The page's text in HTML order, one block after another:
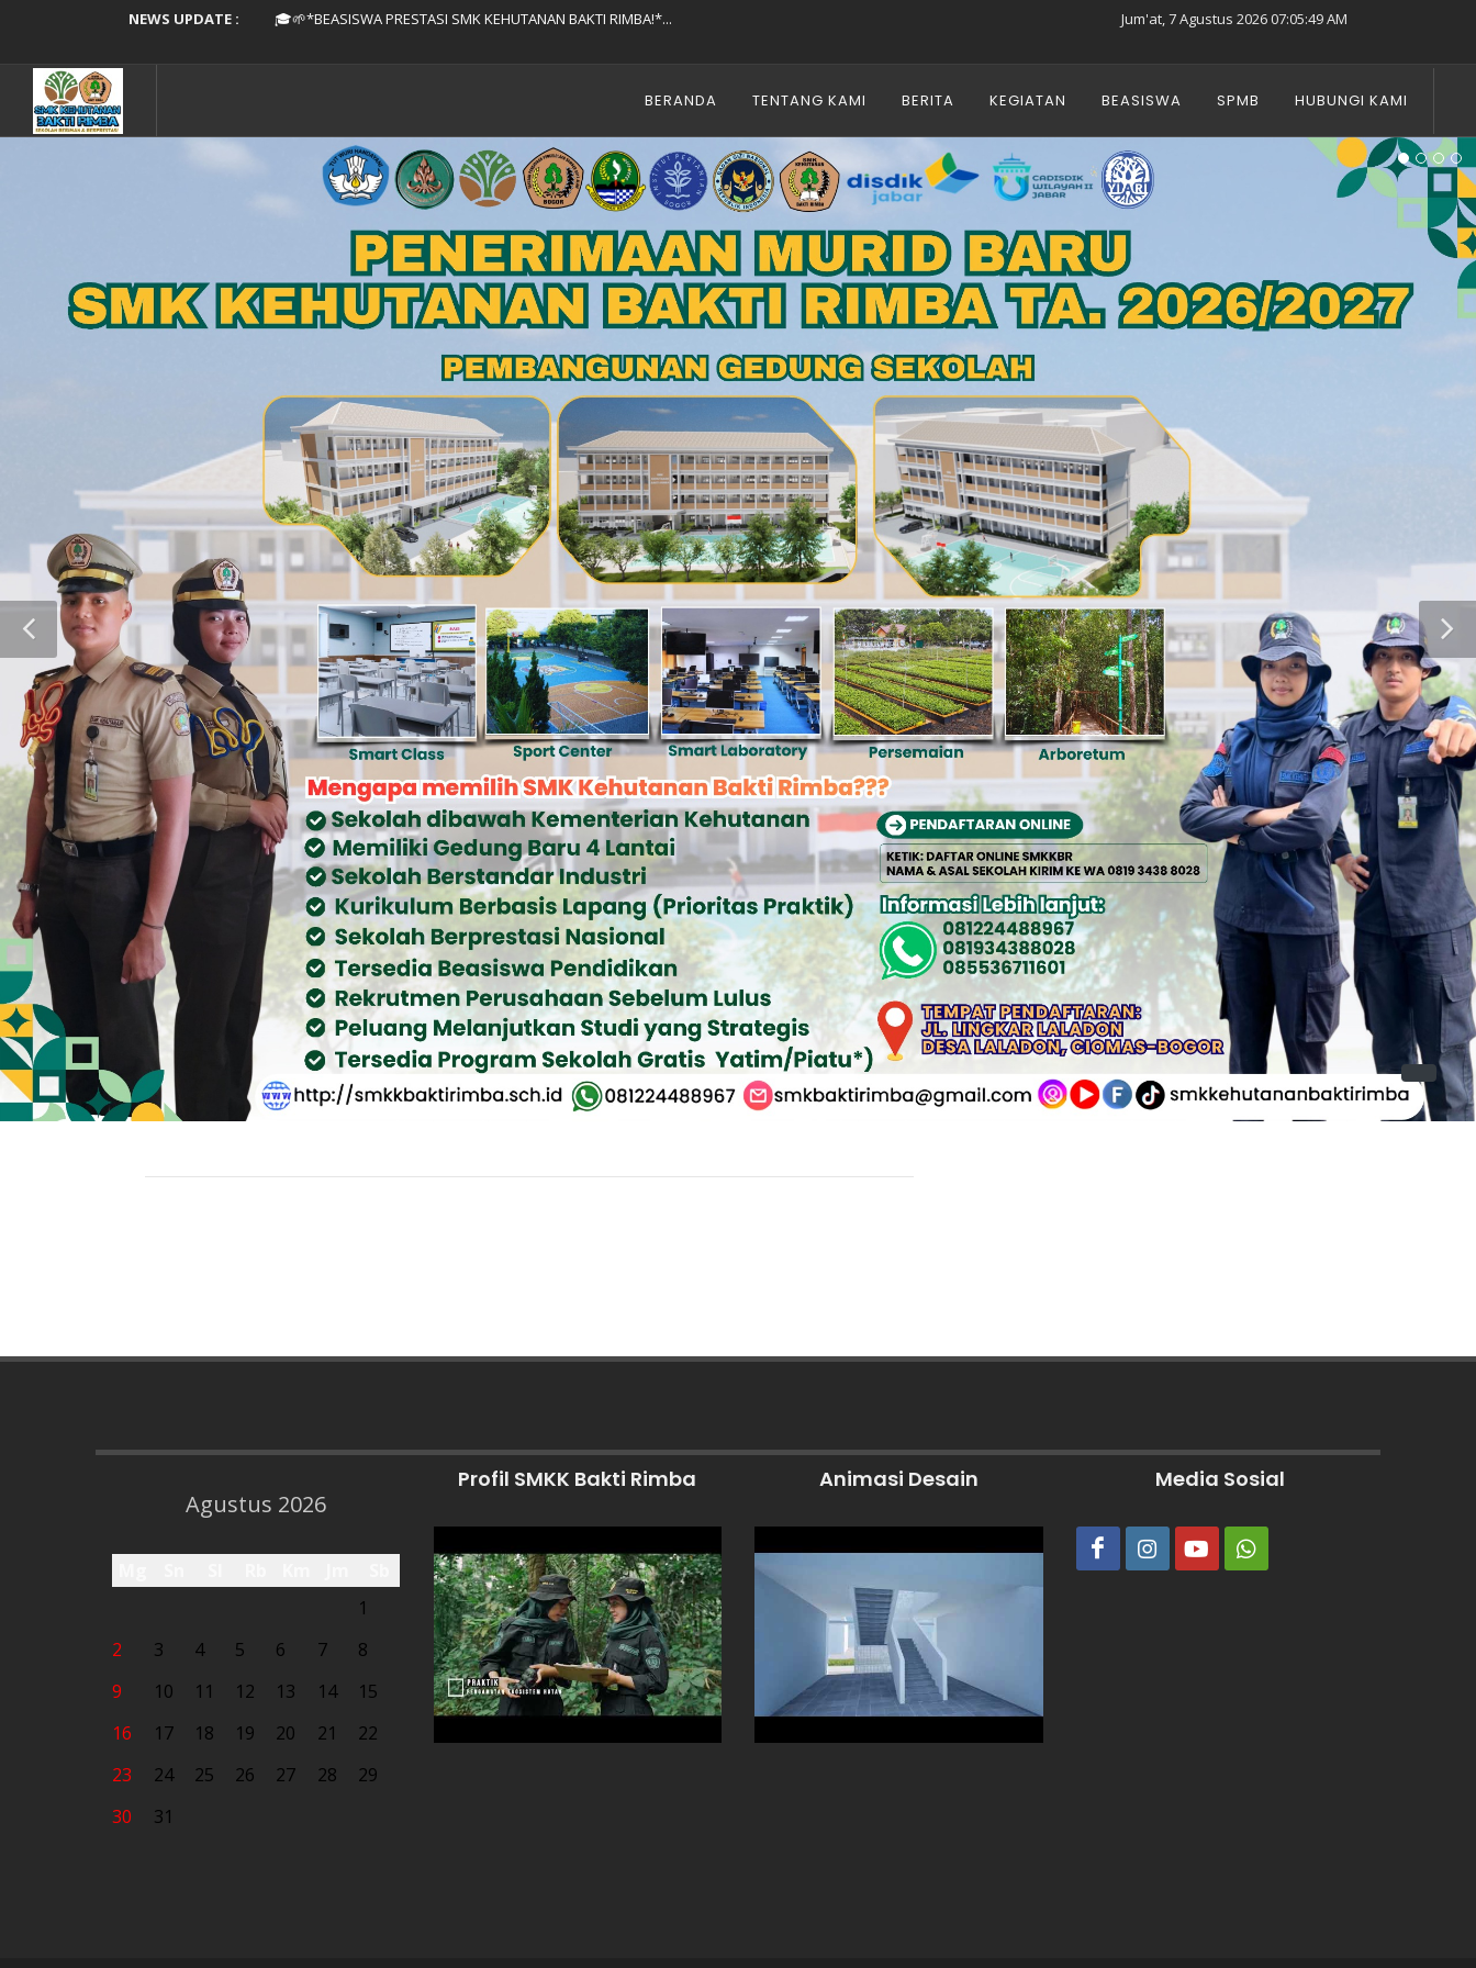
NEWS UPDATE :
🎓🌱*BEASISWA PRESTASI SMK KEHUTANAN BAKTI RIMBA!*...
SMK Kehutanan Bakti Rimba Resmi Gandeng Universitas Kuningan...
ASESMEN SUMATIF AKHIR TAHUN TA. 2025/2026...
MPLS SMK Kehutanan Bakti Rimba...
🌱 H-1 Workshop Sinkronisasi Kurikulum Berbasis Industri...
Jum'at, 7 Agustus 2026 07:05:50 AM
BERANDA TENTANG KAMI BERITA KEGIATAN BEASISWA SPMB HUBUNGI KAMI
Agustus 2026
1
2
3 4 5 6 7
8
9
10 11 12 13 14
15
16
17 18 19 20 21
22
23
24 25 26 27 28
29
30
31
Profil SMKK Bakti Rimba Animasi Desain Media Sosial